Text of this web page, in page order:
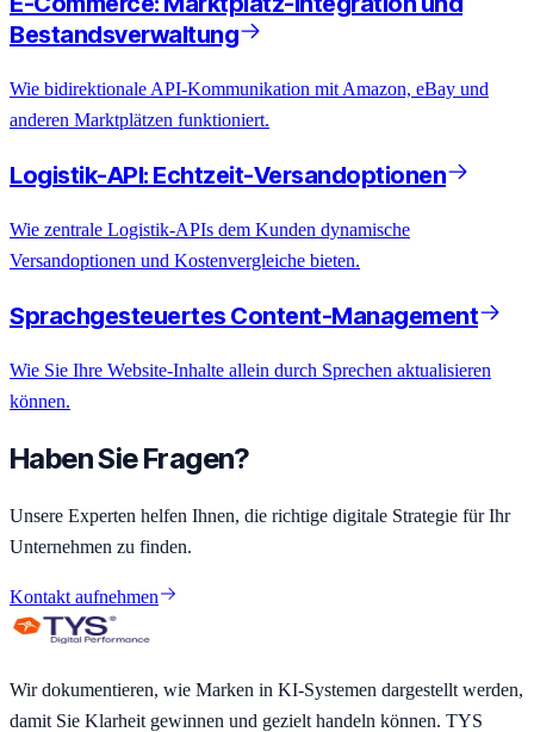
Bestandsverwaltung
Wie bidirektionale API-Kommunikation mit Amazon, eBay und
anderen Marktplätzen funktioniert.
Logistik-API: Echtzeit-Versandoptionen
Wie zentrale Logistik-APIs dem Kunden dynamische
Versandoptionen und Kostenvergleiche bieten.
Sprachgesteuertes Content-Management
Wie Sie Ihre Website-Inhalte allein durch Sprechen aktualisieren
können.
Haben Sie Fragen?
Unsere Experten helfen Ihnen, die richtige digitale Strategie für Ihr
Unternehmen zu finden.
Kontakt aufnehmen
Wir dokumentieren, wie Marken in KI-Systemen dargestellt werden,
damit Sie Klarheit gewinnen und gezielt handeln können. TYS